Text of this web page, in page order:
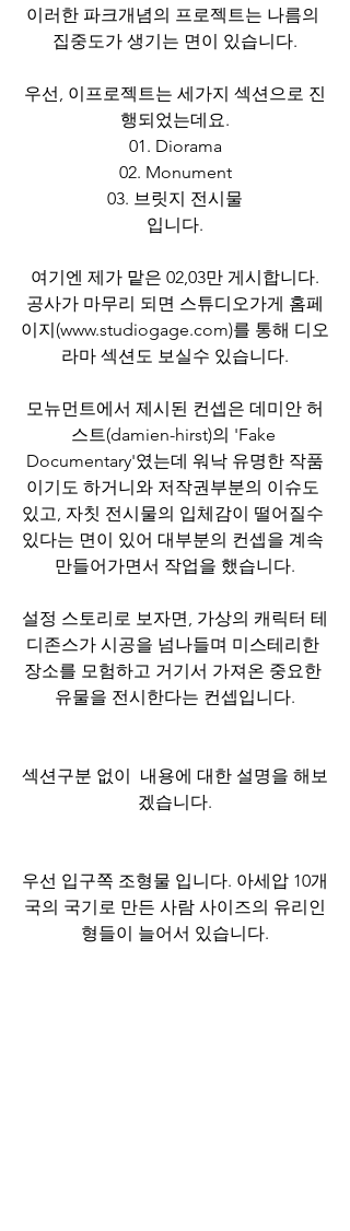
이러한 파크개념의 프로젝트는 나름의
집중도가 생기는 면이 있습니다.
우선, 이프로젝트는 세가지 섹션으로 진
행되었는데요.
01. Diorama
02. Monument
03. 브릿지 전시물
입니다.
여기엔 제가 맡은 02,03만 게시합니다.
공사가 마무리 되면 스튜디오가게 홈페
이지(www.studiogage.com)를 통해 디오
라마 섹션도 보실수 있습니다.
모뉴먼트에서 제시된 컨셉은 데미안 허
스트(damien-hirst)의 'Fake
Documentary'였는데 워낙 유명한 작품
이기도 하거니와 저작권부분의 이슈도
있고, 자칫 전시물의 입체감이 떨어질수
있다는 면이 있어 대부분의 컨셉을 계속
만들어가면서 작업을 했습니다.
설정 스토리로 보자면, 가상의 캐릭터 테
디존스가 시공을 넘나들며 미스테리한
장소를 모험하고 거기서 가져온 중요한
유물을 전시한다는 컨셉입니다.
섹션구분 없이  내용에 대한 설명을 해보
겠습니다.
우선 입구쪽 조형물 입니다. 아세압 10개
국의 국기로 만든 사람 사이즈의 유리인
형들이 늘어서 있습니다.